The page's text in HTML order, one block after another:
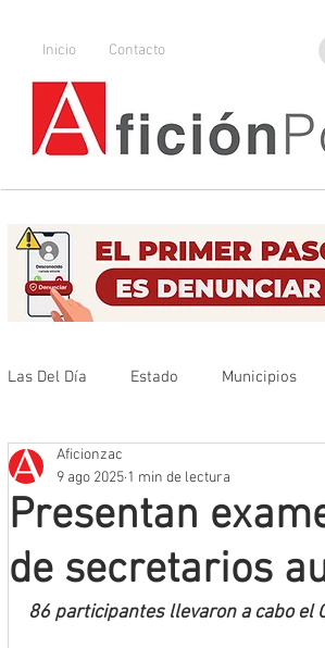
Inicio Contacto
Las Del Día Estado Municipios
Que no se olvide
Presentan
de secretarios
Aficionzac
9 ago 2025 1 min de lectura
86 participantes llevaron a cabo el